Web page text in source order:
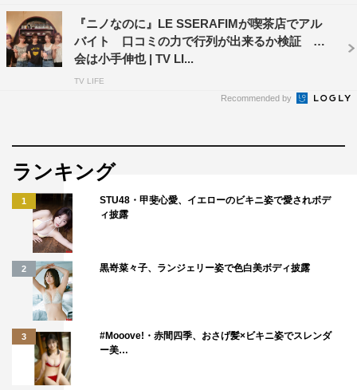
『ニノなのに』LE SSERAFIMが喫茶店でアル
バイト 口コミの力で行列が出来るか検証 司
会は小手伸也 | TV LI...
TV LIFE
Recommended by
ランキング
1
STU48・甲斐心愛、イエローのビキニ姿で愛されボデ
ィ披露
2 黒嵜菜々子、ランジェリー姿で色白美ボディ披露
3
#Mooove!・赤間四季、おさげ髪×ビキニ姿でスレンダ
ー美…